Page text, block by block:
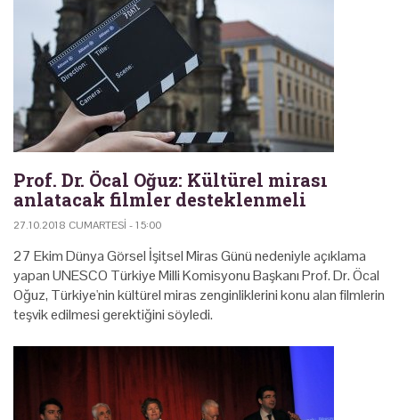
Prof. Dr. Öcal Oğuz: Kültürel mirası
anlatacak filmler desteklenmeli
27.10.2018 CUMARTESI - 15:00
27 Ekim Dünya Görsel İşitsel Miras Günü nedeniyle açıklama
yapan UNESCO Türkiye Milli Komisyonu Başkanı Prof. Dr. Öcal
Oğuz, Türkiye'nin kültürel miras zenginliklerini konu alan filmlerin
teşvik edilmesi gerektiğini söyledi.